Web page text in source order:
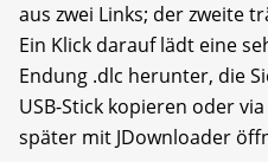
aus zwei Links; der zweite
Ein Klick darauf lädt eine
Endung .dlc herunter, die
USB-Stick kopieren oder
später mit JDownloader